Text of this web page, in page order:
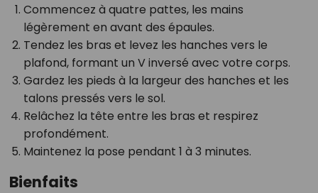
Commencez à quatre pattes, les mains
légèrement en avant des épaules.
Tendez les bras et levez les hanches vers le
plafond, formant un V inversé avec votre corps.
Gardez les pieds à la largeur des hanches et les
talons pressés vers le sol.
Relâchez la tête entre les bras et respirez
profondément.
Maintenez la pose pendant 1 à 3 minutes.
Bienfaits